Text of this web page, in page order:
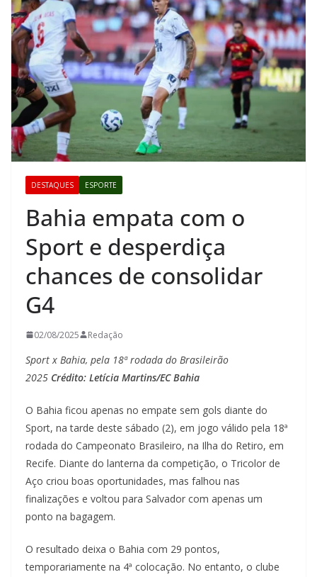
DESTAQUES ESPORTE
Bahia empata com o
Sport e desperdiça
chances de consolidar
G4
02/08/2025 Redação
Sport x Bahia, pela 18ª rodada do Brasileirão
2025 Crédito: Letícia Martins/EC Bahia
O Bahia ficou apenas no empate sem gols diante do
Sport, na tarde deste sábado (2), em jogo válido pela 18ª
rodada do Campeonato Brasileiro, na Ilha do Retiro, em
Recife. Diante do lanterna da competição, o Tricolor de
Aço criou boas oportunidades, mas falhou nas
finalizações e voltou para Salvador com apenas um
ponto na bagagem.
O resultado deixa o Bahia com 29 pontos,
temporariamente na 4ª colocação. No entanto, o clube